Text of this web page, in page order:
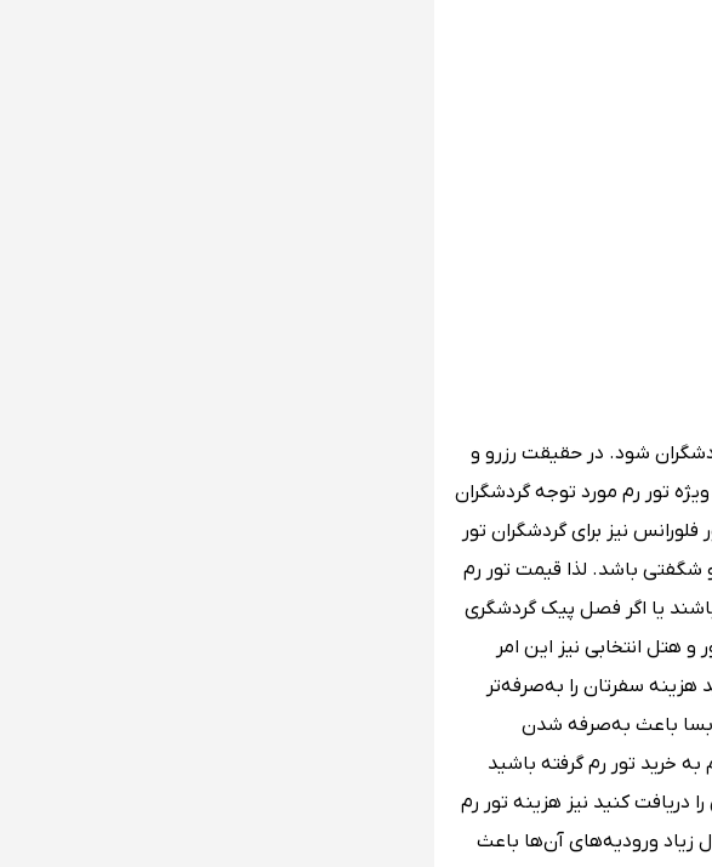
شود. در حقیقت رزرو و
تور رم مورد توجه گردشگران
نیز برای گردشگران تور
شگفتی باشد. لذا قیمت تور رم
یا اگر فصل پیک گردشگری
هتل انتخابی نیز این امر
سفرتان را به‌صرفه‌تر
بسا باعث به‌صرفه شدن
خرید تور رم گرفته باشید
دریافت کنید نیز هزینه تور رم
زیاد ورودیه‌های آن‌ها باعث